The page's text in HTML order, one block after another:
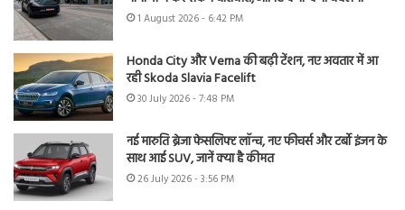
1 August 2026 - 6:42 PM
Honda City और Verna की बढ़ी टेंशन, नए अवतार में आ
रही Skoda Slavia Facelift
30 July 2026 - 7:48 PM
नई मारुति ब्रेजा फेसलिफ्ट लॉन्च, नए फीचर्स और टर्बो इंजन के
साथ आई SUV, जानें क्या है कीमत
26 July 2026 - 3:56 PM